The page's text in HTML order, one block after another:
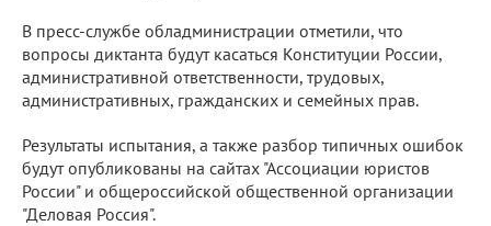
В пресс-службе обладминистрации отметили, что
вопросы диктанта будут касаться Конституции России,
административной ответственности, трудовых,
административных, гражданских и семейных прав.
Результаты испытания, а также разбор типичных ошибок
будут опубликованы на сайтах "Ассоциации юристов
России" и общероссийской общественной организации
"Деловая Россия".